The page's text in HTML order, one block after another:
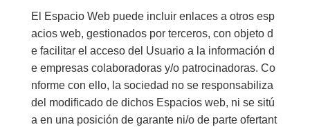
El Espacio Web puede incluir enlaces a otros esp
acios web, gestionados por terceros, con objeto d
e facilitar el acceso del Usuario a la información d
e empresas colaboradoras y/o patrocinadoras. Co
nforme con ello, la sociedad no se responsabiliza
del modificado de dichos Espacios web, ni se sitú
a en una posición de garante ni/o de parte ofertant